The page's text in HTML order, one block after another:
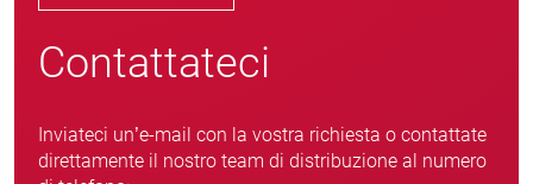
Contattateci
Inviateci un’e-mail con la vostra richiesta o contattate
direttamente il nostro team di distribuzione al numero